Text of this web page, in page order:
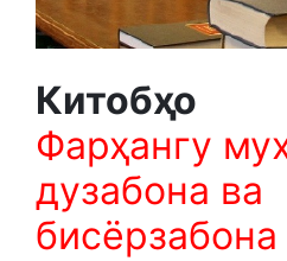
Китобҳо
Фарҳангу
дузабона ва
бисёрзабона